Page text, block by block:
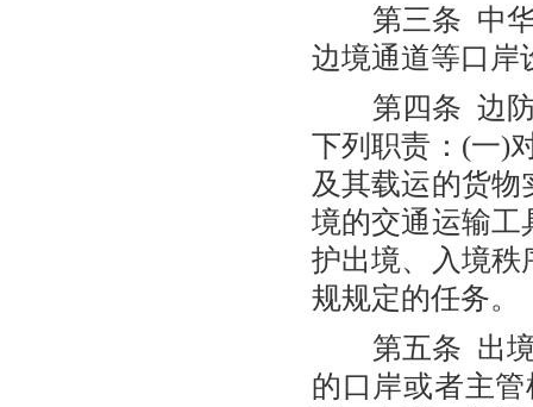
第三条 中华
边境通道等口岸
第四条 边防
下列职责：(一)
及其载运的货
境的交通运输工
护出境、入境秩
规规定的任务。
第五条 出境
的口岸或者主